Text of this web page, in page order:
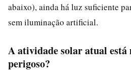
abaixo), ainda há luz suficiente
sem iluminação artificial.
A atividade solar atual está
perigoso?